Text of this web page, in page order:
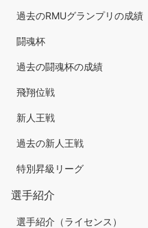
過去のRMUグランプリの成績
闘魂杯
過去の闘魂杯の成績
飛翔位戦
新人王戦
過去の新人王戦
特別昇級リーグ
選手紹介
選手紹介（ライセンス）